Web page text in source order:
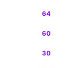
64
60
30